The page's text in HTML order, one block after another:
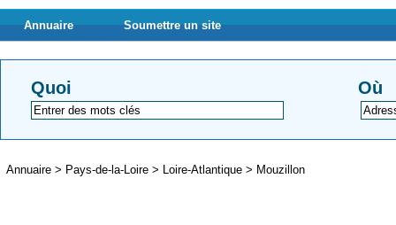
Annuaire Soumettre un site
Quoi Où
Annuaire > Pays-de-la-Loire > Loire-Atlantique > Mouzillon